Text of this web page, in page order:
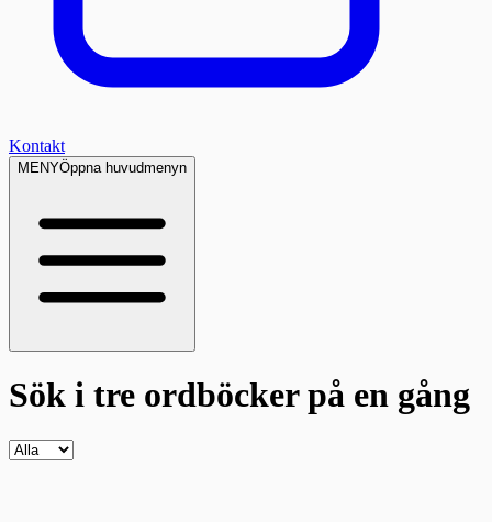
Kontakt
MENYÖppna huvudmenyn
Sök i tre ordböckerpå en gång